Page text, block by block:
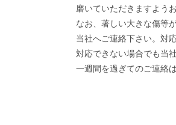
磨いていただきますようお
なお、著しい大きな傷等
当社へご連絡下さい。対
対応できない場合でも当
一週間を過ぎてのご連絡